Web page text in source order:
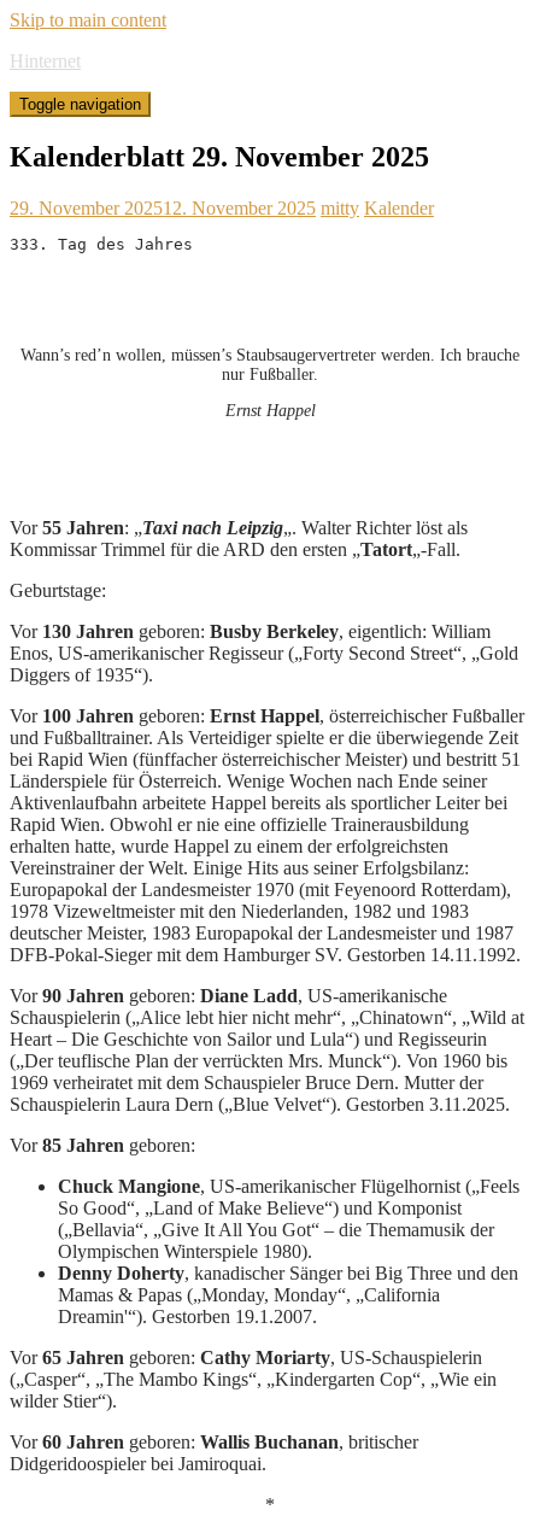
Skip to main content
Hinternet
Toggle navigation
Kalenderblatt 29. November 2025
29. November 202512. November 2025 mitty Kalender
333. Tag des Jahres
Wann’s red’n wollen, müssen’s Staubsaugervertreter werden. Ich brauche
nur Fußballer.
Ernst Happel
Vor55 Jahren: „Taxi nach Leipzig„. Walter Richter löst als
Kommissar Trimmel für die ARD den ersten „Tatort„-Fall.
Geburtstage:
Vor 130 Jahren geboren: Busby Berkeley, eigentlich: William
Enos, US-amerikanischer Regisseur („Forty Second Street“, „Gold
Diggers of 1935“).
Vor 100 Jahren geboren: Ernst Happel, österreichischer Fußballer
und Fußballtrainer. Als Verteidiger spielte er die überwiegende Zeit
bei Rapid Wien (fünffacher österreichischer Meister) und bestritt 51
Länderspiele für Österreich. Wenige Wochen nach Ende seiner
Aktivenlaufbahn arbeitete Happel bereits als sportlicher Leiter bei
Rapid Wien. Obwohl er nie eine offizielle Trainerausbildung
erhalten hatte, wurde Happel zu einem der erfolgreichsten
Vereinstrainer der Welt. Einige Hits aus seiner Erfolgsbilanz:
Europapokal der Landesmeister 1970 (mit Feyenoord Rotterdam),
1978 Vizeweltmeister mit den Niederlanden, 1982 und 1983
deutscher Meister, 1983 Europapokal der Landesmeister und 1987
DFB-Pokal-Sieger mit dem Hamburger SV. Gestorben 14.11.1992.
Vor90 Jahren geboren: Diane Ladd, US-amerikanische
Schauspielerin („Alice lebt hier nicht mehr“, „Chinatown“, „Wild at
Heart – Die Geschichte von Sailor und Lula“) und Regisseurin
(„Der teuflische Plan der verrückten Mrs. Munck“). Von 1960 bis
1969 verheiratet mit dem Schauspieler Bruce Dern. Mutter der
Schauspielerin Laura Dern („Blue Velvet“). Gestorben 3.11.2025.
Vor85 Jahren geboren:
Chuck Mangione, US-amerikanischer Flügelhornist („Feels
So Good“, „Land of Make Believe“) und Komponist
(„Bellavia“, „Give It All You Got“ – die Themamusik der
Olympischen Winterspiele 1980).
Denny Doherty, kanadischer Sänger bei Big Three und den
Mamas & Papas („Monday, Monday“, „California
Dreamin'“). Gestorben 19.1.2007.
Vor65 Jahren geboren: Cathy Moriarty, US-Schauspielerin
(„Casper“, „The Mambo Kings“, „Kindergarten Cop“, „Wie ein
wilder Stier“).
Vor60 Jahren geboren: Wallis Buchanan, britischer
Didgeridoospieler bei Jamiroquai.
*